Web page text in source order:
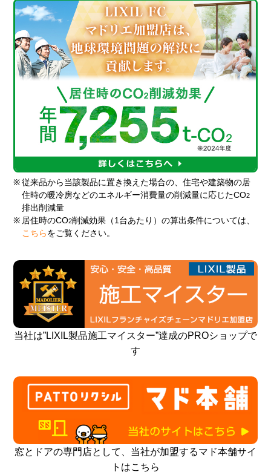
※ 従来品から当該製品に置き換えた場合の、住宅や建築物の居
住時の暖冷房などのエネルギー消費量の削減量に応じたCO2
排出削減量
※ 居住時のCO2削減効果（1台あたり）の算出条件については、
こちら をご覧ください。
当社は”LIXIL製品施工マイスター”達成のPROショップで
す
窓とドアの専門店として、当社が加盟するマド本舗サイ
トはこちら